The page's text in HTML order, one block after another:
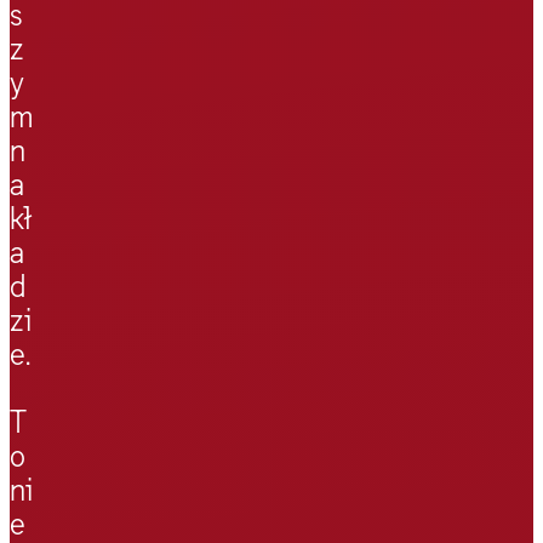
s
z
y
m
n
a
kł
a
d
zi
e.
T
o
ni
e